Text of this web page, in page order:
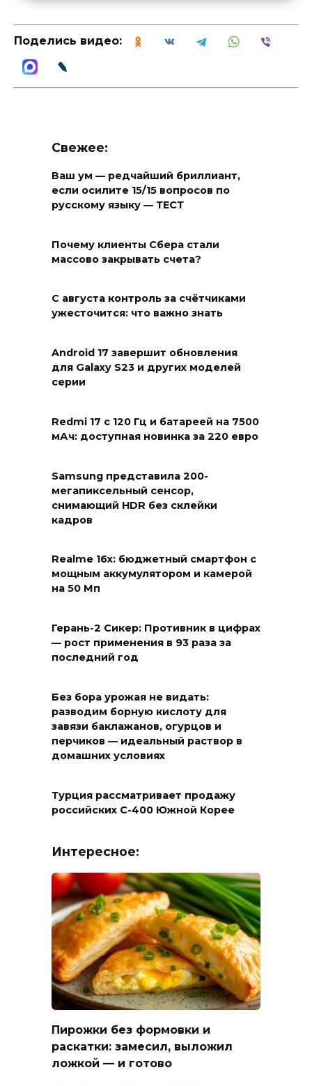
Поделись видео:
Свежее:
Ваш ум — редчайший бриллиант,
если осилите 15/15 вопросов по
русскому языку — ТЕСТ
Почему клиенты Сбера стали
массово закрывать счета?
С августа контроль за счётчиками
ужесточится: что важно знать
Android 17 завершит обновления
для Galaxy S23 и других моделей
серии
Redmi 17 с 120 Гц и батареей на 7500
мАч: доступная новинка за 220 евро
Samsung представила 200-
мегапиксельный сенсор,
снимающий HDR без склейки
кадров
Realme 16x: бюджетный смартфон с
мощным аккумулятором и камерой
на 50 Мп
Герань-2 Сикер: Противник в цифрах
— рост применения в 93 раза за
последний год
Без бора урожая не видать:
разводим борную кислоту для
завязи баклажанов, огурцов и
перчиков — идеальный раствор в
домашних условиях
Турция рассматривает продажу
российских С-400 Южной Корее
Интересное:
Пирожки без формовки и
раскатки: замесил, выложил
ложкой — и готово